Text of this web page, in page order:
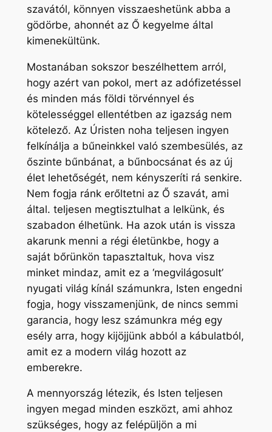
szavától, könnyen visszaeshetünk abba a
gödörbe, ahonnét az Ő kegyelme által
kimenekültünk.
Mostanában sokszor beszélhettem arról,
hogy azért van pokol, mert az adófizetéssel
és minden más földi törvénnyel és
kötelességgel ellentétben az igazság nem
kötelező. Az Úristen noha teljesen ingyen
felkínálja a bűneinkkel való szembesülés, az
őszinte bűnbánat, a bűnbocsánat és az új
élet lehetőségét, nem kényszeríti rá senkire.
Nem fogja ránk erőltetni az Ő szavát, ami
által. teljesen megtisztulhat a lelkünk, és
szabadon élhetünk. Ha azok után is vissza
akarunk menni a régi életünkbe, hogy a
saját bőrünkön tapasztaltuk, hova visz
minket mindaz, amit ez a ‘megvilágosult’
nyugati világ kínál számunkra, Isten engedni
fogja, hogy visszamenjünk, de nincs semmi
garancia, hogy lesz számunkra még egy
esély arra, hogy kijöjjünk abból a kábulatból,
amit ez a modern világ hozott az
emberekre.
A mennyország létezik, és Isten teljesen
ingyen megad minden eszközt, ami ahhoz
szükséges, hogy az felépüljön a mi